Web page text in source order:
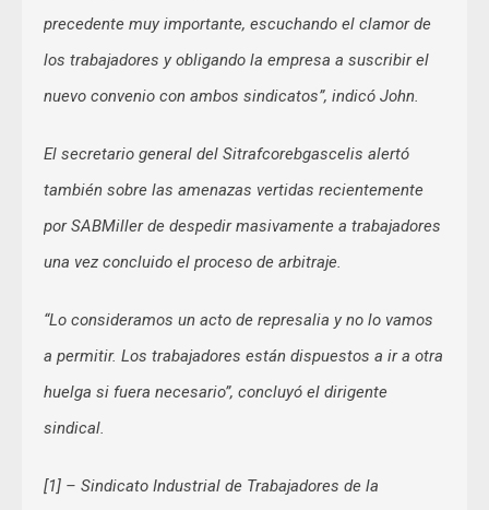
precedente muy importante, escuchando el clamor de
los trabajadores y obligando la empresa a suscribir el
nuevo convenio con ambos sindicatos”, indicó John.
El secretario general del Sitrafcorebgascelis alertó
también sobre las amenazas vertidas recientemente
por SABMiller de despedir masivamente a trabajadores
una vez concluido el proceso de arbitraje.
“Lo consideramos un acto de represalia y no lo vamos
a permitir. Los trabajadores están dispuestos a ir a otra
huelga si fuera necesario”, concluyó el dirigente
sindical.
[1] – Sindicato Industrial de Trabajadores de la